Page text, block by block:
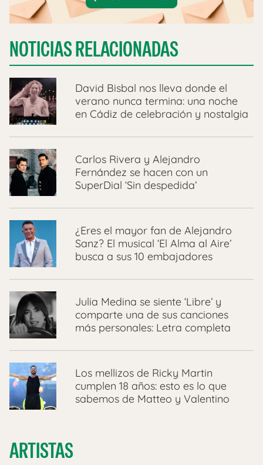
NOTICIAS RELACIONADAS
David Bisbal nos lleva donde el
verano nunca termina: una noche
en Cádiz de celebración y nostalgia
Carlos Rivera y Alejandro
Fernández se hacen con un
SuperDial ‘Sin despedida’
¿Eres el mayor fan de Alejandro
Sanz? El musical ‘El Alma al Aire’
busca a sus 10 embajadores
Julia Medina se siente ‘Libre’ y
comparte una de sus canciones
más personales: Letra completa
Los mellizos de Ricky Martin
cumplen 18 años: esto es lo que
sabemos de Matteo y Valentino
ARTISTAS